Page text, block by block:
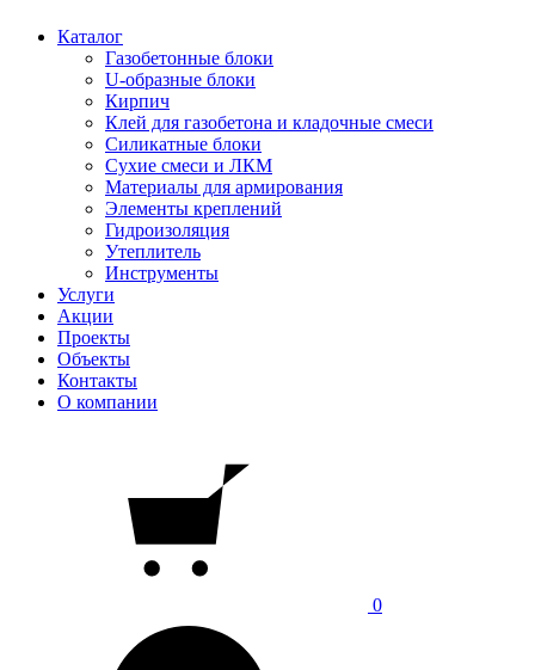
Каталог
Газобетонные блоки
U-образные блоки
Кирпич
Клей для газобетона и кладочные смеси
Силикатные блоки
Сухие смеси и ЛКМ
Материалы для армирования
Элементы креплений
Гидроизоляция
Утеплитель
Инструменты
Услуги
Акции
Проекты
Объекты
Контакты
О компании
0